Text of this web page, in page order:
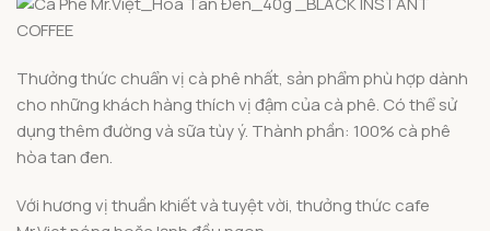
Thưởng thức chuẩn vị cà phê nhất, sản phẩm phù hợp dành
cho những khách hàng thích vị đậm của cà phê. Có thể sử
dụng thêm đường và sữa tùy ý. Thành phần: 100% cà phê
hòa tan đen.
Với hương vị thuần khiết và tuyệt vời, thưởng thức cafe